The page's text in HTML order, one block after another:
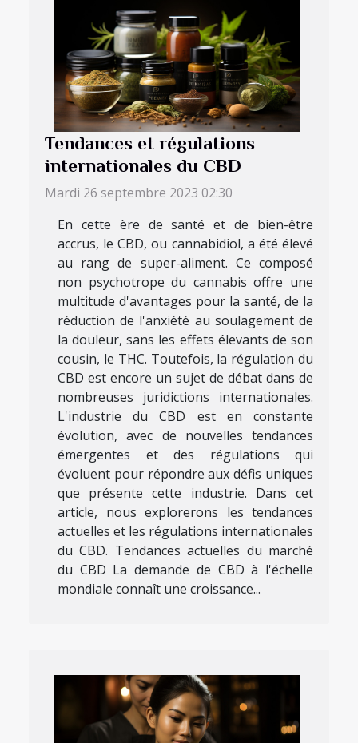
Tendances et régulations
internationales du CBD
Mardi 26 septembre 2023 02:30
En cette ère de santé et de bien-être
accrus, le CBD, ou cannabidiol, a été élevé
au rang de super-aliment. Ce composé
non psychotrope du cannabis offre une
multitude d'avantages pour la santé, de la
réduction de l'anxiété au soulagement de
la douleur, sans les effets élevants de son
cousin, le THC. Toutefois, la régulation du
CBD est encore un sujet de débat dans de
nombreuses juridictions internationales.
L'industrie du CBD est en constante
évolution, avec de nouvelles tendances
émergentes et des régulations qui
évoluent pour répondre aux défis uniques
que présente cette industrie. Dans cet
article, nous explorerons les tendances
actuelles et les régulations internationales
du CBD. Tendances actuelles du marché
du CBD La demande de CBD à l'échelle
mondiale connaît une croissance...